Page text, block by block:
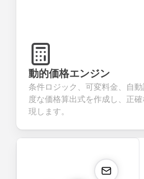
動的価格エンジン
条件ロジック、可変料金、自
度な価格算出式を作成し、正
現します。